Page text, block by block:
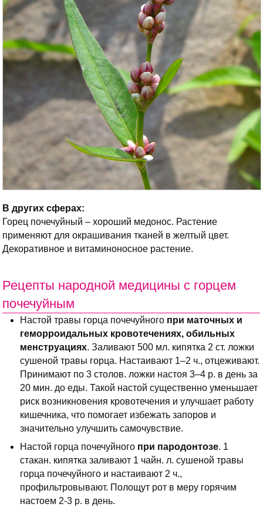
В других сферах:
Горец почечуйный – хороший медонос. Растение
применяют для окрашивания тканей в желтый цвет.
Декоративное и витаминоносное растение.
Рецепты народной медицины с горцем
почечуйным
Настой травы горца почечуйного при маточных и
геморроидальных кровотечениях, обильных
менструациях. Заливают 500 мл. кипятка 2 ст. ложки
сушеной травы горца. Настаивают 1–2 ч., отцеживают.
Принимают по 3 столов. ложки настоя 3–4 р. в день за
20 мин. до еды. Такой настой существенно уменьшает
риск возникновения кровотечения и улучшает работу
кишечника, что помогает избежать запоров и
значительно улучшить самочувствие.
Настой горца почечуйного при пародонтозе. 1
стакан. кипятка заливают 1 чайн. л. сушеной травы
горца почечуйного и настаивают 2 ч.,
профильтровывают. Полощут рот в меру горячим
настоем 2-3 р. в день.